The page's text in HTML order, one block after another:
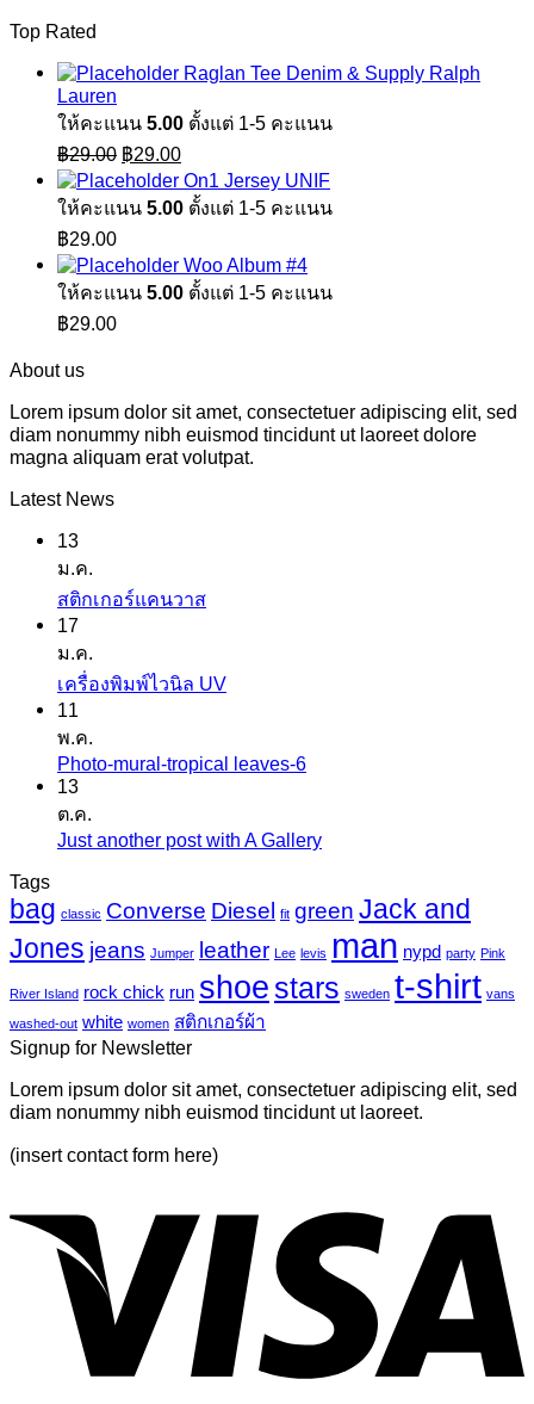
Top Rated
Raglan Tee Denim & Supply Ralph
Lauren
ให้คะแนน 5.00 ตั้งแต่ 1-5 คะแนน
฿29.00 Original
price
was:
฿29.00.
฿29.00Current
price
is:
฿29.00.
On1 Jersey UNIF
ให้คะแนน 5.00 ตั้งแต่ 1-5 คะแนน
฿29.00
Woo Album #4
ให้คะแนน 5.00 ตั้งแต่ 1-5 คะแนน
฿29.00
About us
Lorem ipsum dolor sit amet, consectetuer adipiscing elit, sed
diam nonummy nibh euismod tincidunt ut laoreet dolore
magna aliquam erat volutpat.
Latest News
13
ม.ค.
สติกเกอร์แคนวาสไม่มี
บน
นวาส
17
ม.ค.
เครื่องพิมพ์ไวนิล UVไม่มี
บน
ไว
11
พ.ค.
Photo-mural-tropical leaves-6ไม่มี
mural-
tropical
leaves-
13
ต.ค.
Just another post with A Galleryไม่มี
เห็น
บน
Just
another
post
Tags
bag classic Converse Diesel fit green Jack and
Jones jeans Jumper leather Lee levis man nypd party Pink
River Island rock chick run shoe stars sweden t-shirt vans
washed-out white women สติกเกอร์ผ้า
Signup for Newsletter
Lorem ipsum dolor sit amet, consectetuer adipiscing elit, sed
diam nonummy nibh euismod tincidunt ut laoreet.
(insert contact form here)